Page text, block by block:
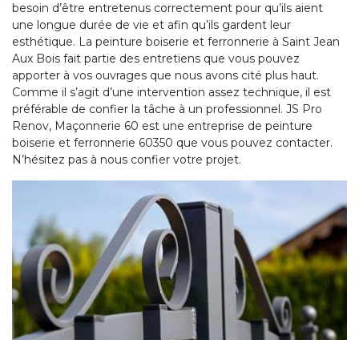
besoin d’être entretenus correctement pour qu’ils aient
une longue durée de vie et afin qu’ils gardent leur
esthétique. La peinture boiserie et ferronnerie à Saint Jean
Aux Bois fait partie des entretiens que vous pouvez
apporter à vos ouvrages que nous avons cité plus haut.
Comme il s’agit d’une intervention assez technique, il est
préférable de confier la tâche à un professionnel. JS Pro
Renov, Maçonnerie 60 est une entreprise de peinture
boiserie et ferronnerie 60350 que vous pouvez contacter.
N’hésitez pas à nous confier votre projet.